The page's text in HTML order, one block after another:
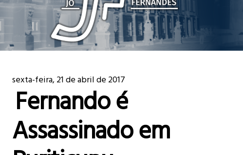
sexta-feira, 21 de abril de 2017
Fernando é
Assassinado em